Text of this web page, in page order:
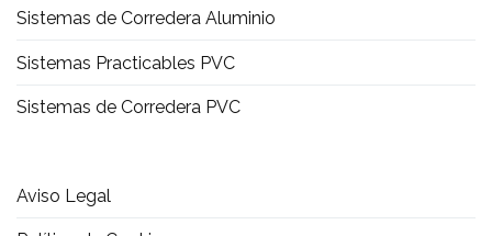
Sistemas de Corredera Aluminio
Sistemas Practicables PVC
Sistemas de Corredera PVC
Aviso Legal